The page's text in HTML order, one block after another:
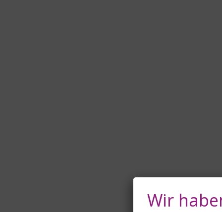
Wir